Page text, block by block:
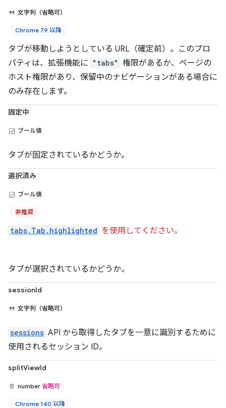
文字列（省略可）
Chrome 79 以降
タブが移動しようとしている URL（確定前）。このプロ
パティは、拡張機能に "tabs" 権限があるか、ページの
ホスト権限があり、保留中のナビゲーションがある場合に
のみ存在します。
固定中
ブール値
タブが固定されているかどうか。
選択済み
ブール値
非推奨
tabs.Tab.highlighted を使用してください。
タブが選択されているかどうか。
sessionId
文字列（省略可）
sessions API から取得したタブを一意に識別するために
使用されるセッション ID。
splitViewId
number 省略可
Chrome 140 以降